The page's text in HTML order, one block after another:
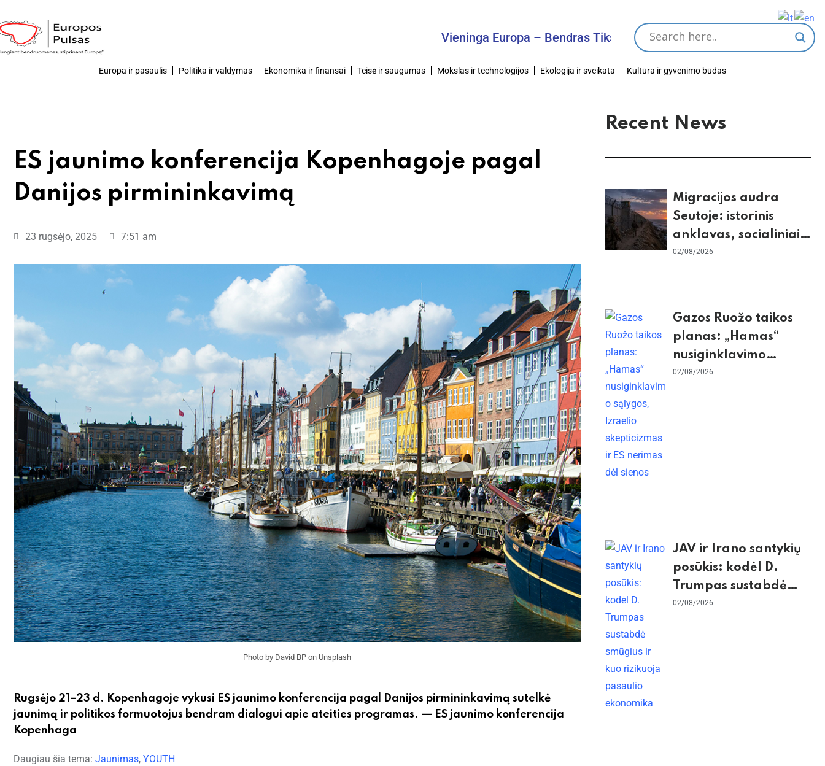
Vieninga Europa – Bendras Tikslas
Europa ir pasaulis Politika ir valdymas Ekonomika ir finansai Teisė ir saugumas Mokslas ir technologijos Ekologija ir sveikata Kultūra ir gyvenimo būdas
ES jaunimo konferencija Kopenhagoje pagal
Danijos pirmininkavimą
23 rugsėjo, 2025 7:51 am
Photo by David BP on Unsplash
Rugsėjo 21–23 d. Kopenhagoje vykusi ES jaunimo konferencija pagal Danijos pirmininkavimą sutelkė
jaunimą ir politikos formuotojus bendram dialogui apie ateities programas. — ES jaunimo konferencija
Kopenhaga
Daugiau šia tema: Jaunimas, YOUTH
Recent News
Migracijos audra
Seutoje: istorinis
anklavas, socialiniai
tinklai ir ES skilimas
02/08/2026
Gazos Ruožo taikos
planas: „Hamas“
nusiginklavimo
sąlygos, Izraelio
02/08/2026
JAV ir Irano santykių
posūkis: kodėl D.
Trumpas sustabdė
smūgius ir kuo
02/08/2026